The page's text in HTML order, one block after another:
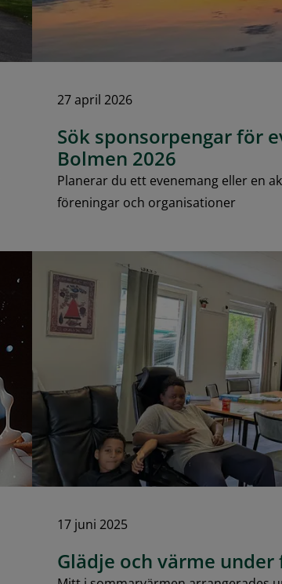
27 april 2026
Sök sponsorpengar för
Bolmen 2026
Planerar du ett evenemang eller en
föreningar och organisationer
17 juni 2025
Glädje och värme